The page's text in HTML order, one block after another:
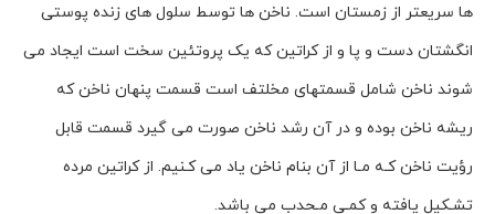
ها سریعتر از زمستان است. ناخن ها توسط سلول های زنده پوستی
انگشتان دست و پا و از کراتین که یک پروتئین سخت است ایجاد می
شوند ناخن شامل قسمتهای مخلتف است قسمت پنهان ناخن که
ریشه ناخن بوده و در آن رشد ناخن صورت می گیرد قسمت قابل
رؤیت ناخن کـه مـا از آن بنام ناخن یاد می کـنیم. از کراتین مرده
تشـکیل یافته و کمـی مـحدب می باشد.